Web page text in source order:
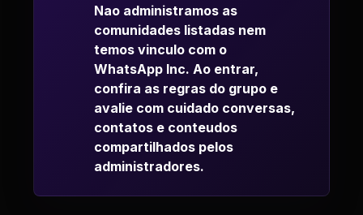
Nao administramos as
comunidades listadas nem
temos vinculo com o
WhatsApp Inc. Ao entrar,
confira as regras do grupo e
avalie com cuidado conversas,
contatos e conteudos
compartilhados pelos
administradores.